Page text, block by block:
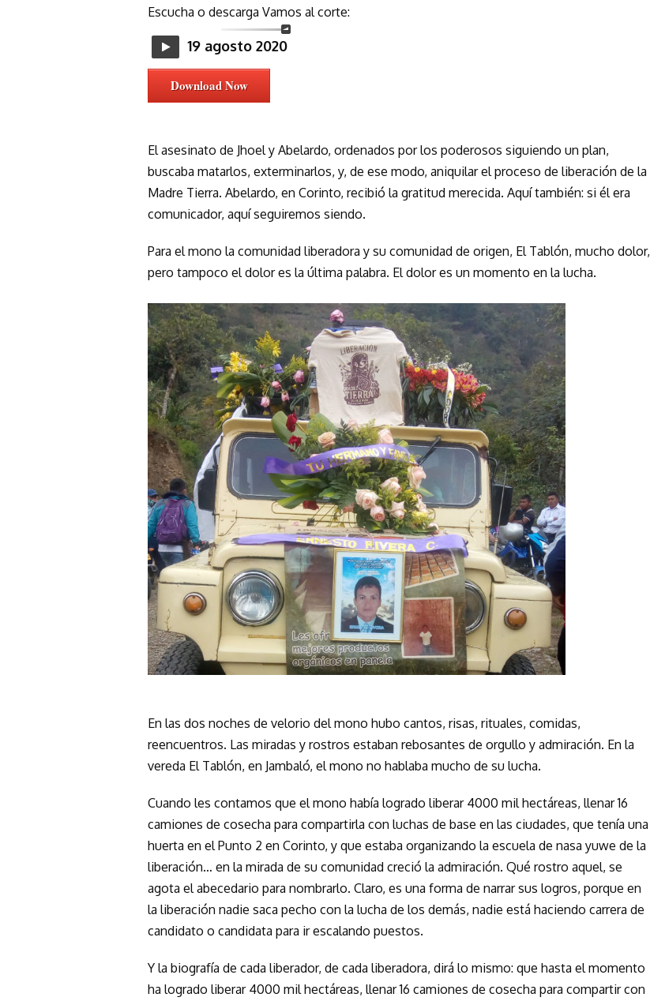
Escucha o descarga Vamos al corte:
19 agosto 2020
Download Now
El asesinato de Jhoel y Abelardo, ordenados por los poderosos siguiendo un plan,
buscaba matarlos, exterminarlos, y, de ese modo, aniquilar el proceso de liberación de la
Madre Tierra. Abelardo, en Corinto, recibió la gratitud merecida. Aquí también: si él era
comunicador, aquí seguiremos siendo.
Para el mono la comunidad liberadora y su comunidad de origen, El Tablón, mucho dolor,
pero tampoco el dolor es la última palabra. El dolor es un momento en la lucha.
En las dos noches de velorio del mono hubo cantos, risas, rituales, comidas,
reencuentros. Las miradas y rostros estaban rebosantes de orgullo y admiración. En la
vereda El Tablón, en Jambaló, el mono no hablaba mucho de su lucha.
Cuando les contamos que el mono había logrado liberar 4000 mil hectáreas, llenar 16
camiones de cosecha para compartirla con luchas de base en las ciudades, que tenía una
huerta en el Punto 2 en Corinto, y que estaba organizando la escuela de nasa yuwe de la
liberación… en la mirada de su comunidad creció la admiración. Qué rostro aquel, se
agota el abecedario para nombrarlo. Claro, es una forma de narrar sus logros, porque en
la liberación nadie saca pecho con la lucha de los demás, nadie está haciendo carrera de
candidato o candidata para ir escalando puestos.
Y la biografía de cada liberador, de cada liberadora, dirá lo mismo: que hasta el momento
ha logrado liberar 4000 mil hectáreas, llenar 16 camiones de cosecha para compartir con